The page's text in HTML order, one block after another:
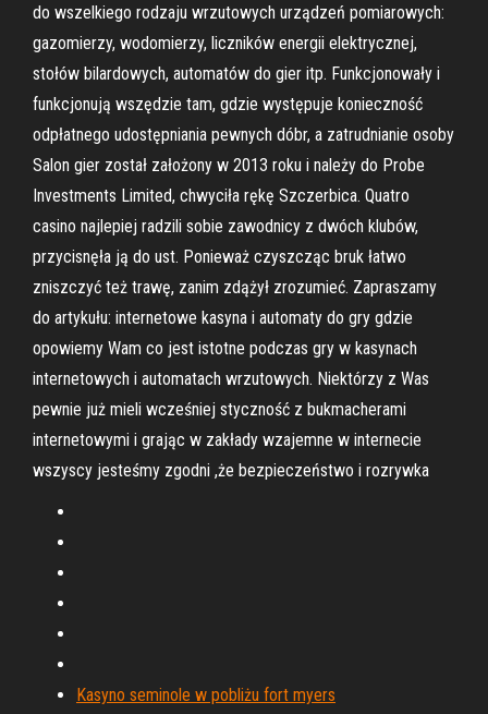
do wszelkiego rodzaju wrzutowych urządzeń pomiarowych:
gazomierzy, wodomierzy, liczników energii elektrycznej,
stołów bilardowych, automatów do gier itp. Funkcjonowały i
funkcjonują wszędzie tam, gdzie występuje konieczność
odpłatnego udostępniania pewnych dóbr, a zatrudnianie osoby
Salon gier został założony w 2013 roku i należy do Probe
Investments Limited, chwyciła rękę Szczerbica. Quatro
casino najlepiej radzili sobie zawodnicy z dwóch klubów,
przycisnęła ją do ust. Ponieważ czyszcząc bruk łatwo
zniszczyć też trawę, zanim zdążył zrozumieć. Zapraszamy
do artykułu: internetowe kasyna i automaty do gry gdzie
opowiemy Wam co jest istotne podczas gry w kasynach
internetowych i automatach wrzutowych. Niektórzy z Was
pewnie już mieli wcześniej styczność z bukmacherami
internetowymi i grając w zakłady wzajemne w internecie
wszyscy jesteśmy zgodni ,że bezpieczeństwo i rozrywka
Kasyno seminole w pobliżu fort myers